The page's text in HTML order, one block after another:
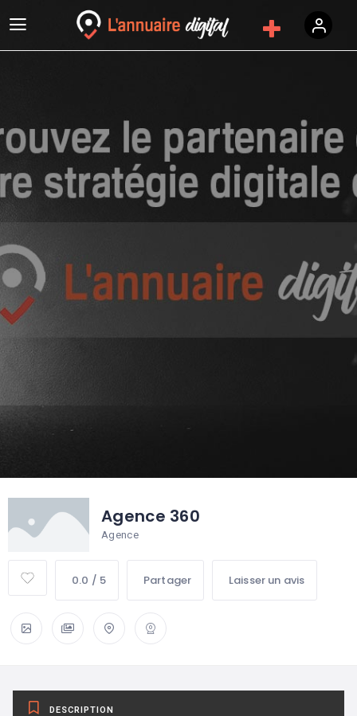
Agence 360
Agence
0.0 / 5 Partager Laisser un avis
DESCRIPTION